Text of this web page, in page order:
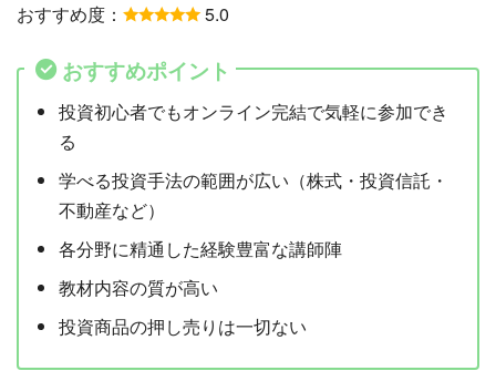
おすすめ度： 5.0
おすすめポイント
投資初心者でもオンライン完結で気軽に参加でき
る
学べる投資手法の範囲が広い（株式・投資信託・
不動産など）
各分野に精通した経験豊富な講師陣
教材内容の質が高い
投資商品の押し売りは一切ない